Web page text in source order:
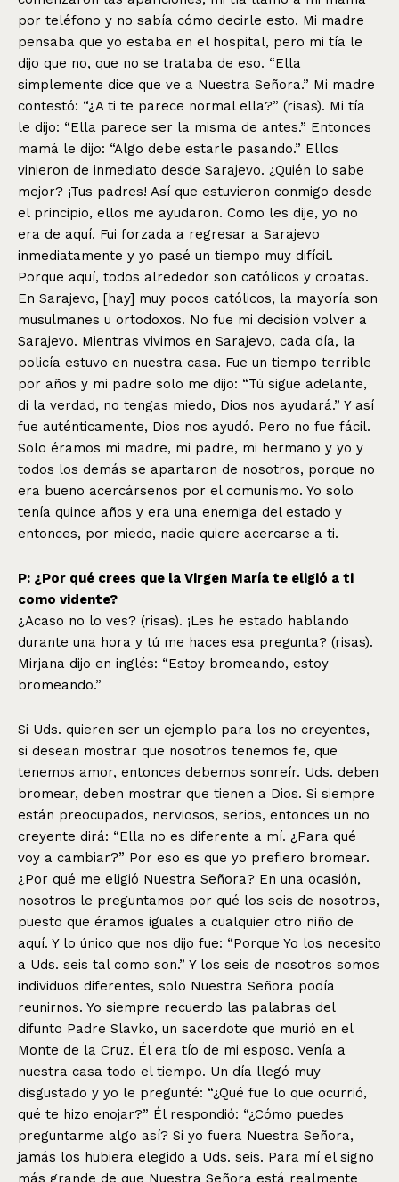
por teléfono y no sabía cómo decirle esto. Mi madre
pensaba que yo estaba en el hospital, pero mi tía le
dijo que no, que no se trataba de eso. “Ella
simplemente dice que ve a Nuestra Señora.” Mi madre
contestó: “¿A ti te parece normal ella?” (risas). Mi tía
le dijo: “Ella parece ser la misma de antes.” Entonces
mamá le dijo: “Algo debe estarle pasando.” Ellos
vinieron de inmediato desde Sarajevo. ¿Quién lo sabe
mejor? ¡Tus padres! Así que estuvieron conmigo desde
el principio, ellos me ayudaron. Como les dije, yo no
era de aquí. Fui forzada a regresar a Sarajevo
inmediatamente y yo pasé un tiempo muy difícil.
Porque aquí, todos alrededor son católicos y croatas.
En Sarajevo, [hay] muy pocos católicos, la mayoría son
musulmanes u ortodoxos. No fue mi decisión volver a
Sarajevo. Mientras vivimos en Sarajevo, cada día, la
policía estuvo en nuestra casa. Fue un tiempo terrible
por años y mi padre solo me dijo: “Tú sigue adelante,
di la verdad, no tengas miedo, Dios nos ayudará.” Y así
fue auténticamente, Dios nos ayudó. Pero no fue fácil.
Solo éramos mi madre, mi padre, mi hermano y yo y
todos los demás se apartaron de nosotros, porque no
era bueno acercársenos por el comunismo. Yo solo
tenía quince años y era una enemiga del estado y
entonces, por miedo, nadie quiere acercarse a ti.
P: ¿Por qué crees que la Virgen María te eligió a ti
como vidente?
¿Acaso no lo ves? (risas). ¡Les he estado hablando
durante una hora y tú me haces esa pregunta? (risas).
Mirjana dijo en inglés: “Estoy bromeando, estoy
bromeando.”
Si Uds. quieren ser un ejemplo para los no creyentes,
si desean mostrar que nosotros tenemos fe, que
tenemos amor, entonces debemos sonreír. Uds. deben
bromear, deben mostrar que tienen a Dios. Si siempre
están preocupados, nerviosos, serios, entonces un no
creyente dirá: “Ella no es diferente a mí. ¿Para qué
voy a cambiar?” Por eso es que yo prefiero bromear.
¿Por qué me eligió Nuestra Señora? En una ocasión,
nosotros le preguntamos por qué los seis de nosotros,
puesto que éramos iguales a cualquier otro niño de
aquí. Y lo único que nos dijo fue: “Porque Yo los necesito
a Uds. seis tal como son.” Y los seis de nosotros somos
individuos diferentes, solo Nuestra Señora podía
reunirnos. Yo siempre recuerdo las palabras del
difunto Padre Slavko, un sacerdote que murió en el
Monte de la Cruz. Él era tío de mi esposo. Venía a
nuestra casa todo el tiempo. Un día llegó muy
disgustado y yo le pregunté: “¿Qué fue lo que ocurrió,
qué te hizo enojar?” Él respondió: “¿Cómo puedes
preguntarme algo así? Si yo fuera Nuestra Señora,
jamás los hubiera elegido a Uds. seis. Para mí el signo
más grande de que Nuestra Señora está realmente